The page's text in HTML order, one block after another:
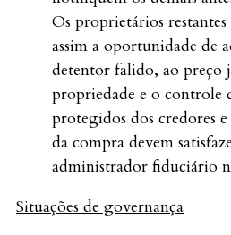
Os proprietários restantes
assim a oportunidade de
detentor falido, ao preço
propriedade e o controle
protegidos dos credores
da compra devem
administrador fiduciário
Situações de governança